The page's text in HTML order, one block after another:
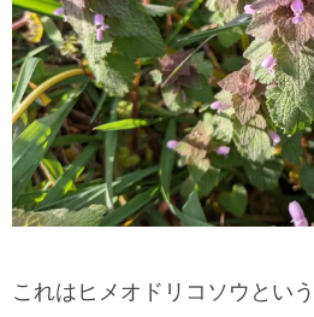
これはヒメオドリコソウという